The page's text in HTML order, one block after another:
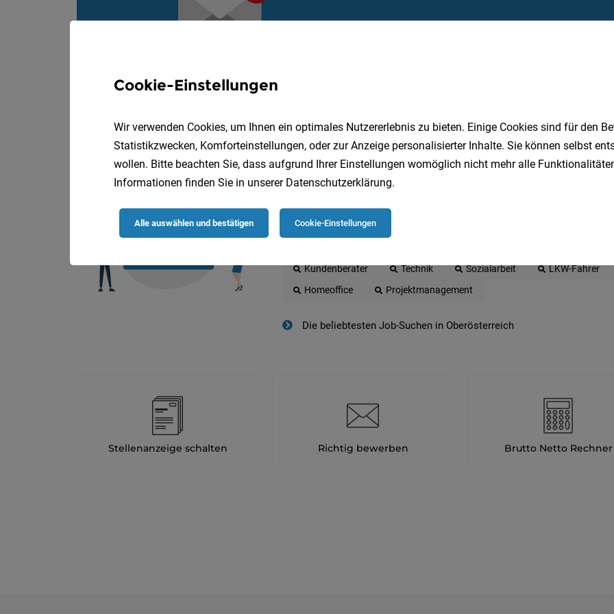
Die beliebtesten Jobs in Oberösterreich
Kundenberater
Technik Sozialarbeit
LKW-Fahrer
Homeoffice
Projektmanagement
Die beliebtesten Job-Suchen in Oberösterreich
Stellenanzeige schalten Richtig bewerben Brutto Netto Rechner
Cookie-Einstellungen
Wir verwenden Cookies, um Ihnen ein optimales Nutzererlebnis zu bieten. Einige Cookies sind für den
Statistikzwecken, Komforteinstellungen, oder zur Anzeige personalisierter Inhalte. Sie können selbst
wollen. Bitte beachten Sie, dass aufgrund Ihrer Einstellungen womöglich nicht mehr alle
Informationen finden Sie in unserer Datenschutzerklärung.
Alle auswählen und bestätigen Cookie-Einstellungen